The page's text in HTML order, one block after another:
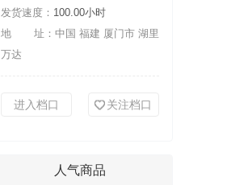
发货速度： 100.00小时
地 址： 中国 福建 厦门市 湖里
万达
进入档口 关注档口
人气商品